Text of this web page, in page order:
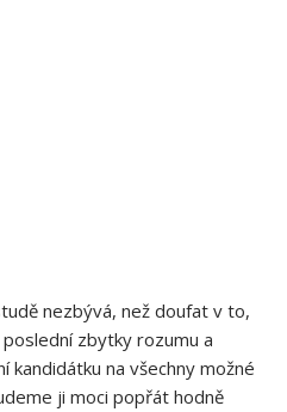
nezbývá, než doufat v to,
zbytky rozumu a
na všechny možné
ji moci popřát hodně